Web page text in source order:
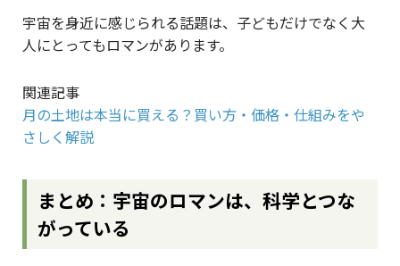
宇宙を身近に感じられる話題は、子どもだけでなく大
人にとってもロマンがあります。
関連記事
月の土地は本当に買える？買い方・価格・仕組みをや
さしく解説
まとめ：宇宙のロマンは、科学とつな
がっている